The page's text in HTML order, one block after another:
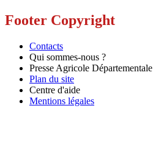
Footer Copyright
Contacts
Qui sommes-nous ?
Presse Agricole Départementale
Plan du site
Centre d'aide
Mentions légales